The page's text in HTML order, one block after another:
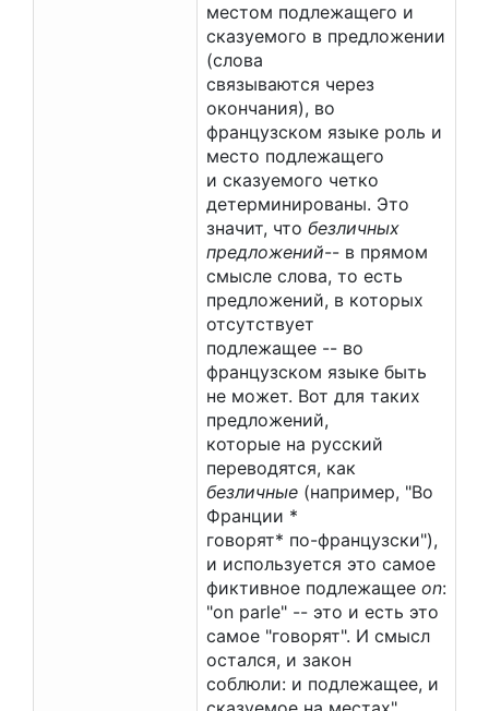
местом подлежащего и
сказуемого в предложении
(слова
связываются через
окончания), во
французском языке роль и
место подлежащего
и сказуемого четко
детерминированы. Это
значит, что безличных
предложений-- в прямом
смысле слова, то есть
предложений, в которых
отсутствует
подлежащее -- во
французском языке быть
не может. Вот для таких
предложений,
которые на русский
переводятся, как
безличные (например, "Во
Франции *
говорят* по-французски"),
и используется это самое
фиктивное подлежащее on:
"on parle" -- это и есть это
самое "говорят". И смысл
остался, и закон
соблюли: и подлежащее, и